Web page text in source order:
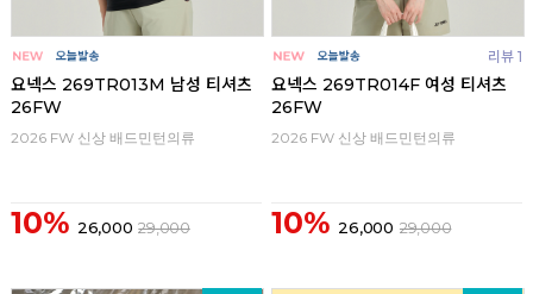
요넥스 269TR013M 남성 티셔츠
26FW
2026 FW 신상 배드민턴의류
10% 26,000 29,000
리뷰 1
요넥스 269TR014F 여성 티셔츠
26FW
2026 FW 신상 배드민턴의류
10% 26,000 29,000